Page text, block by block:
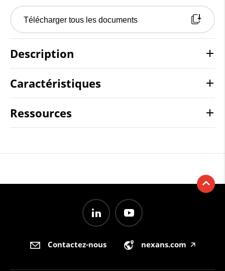
Télécharger tous les documents
Description
Caractéristiques
Ressources
Contactez-nous nexans.com 🡥